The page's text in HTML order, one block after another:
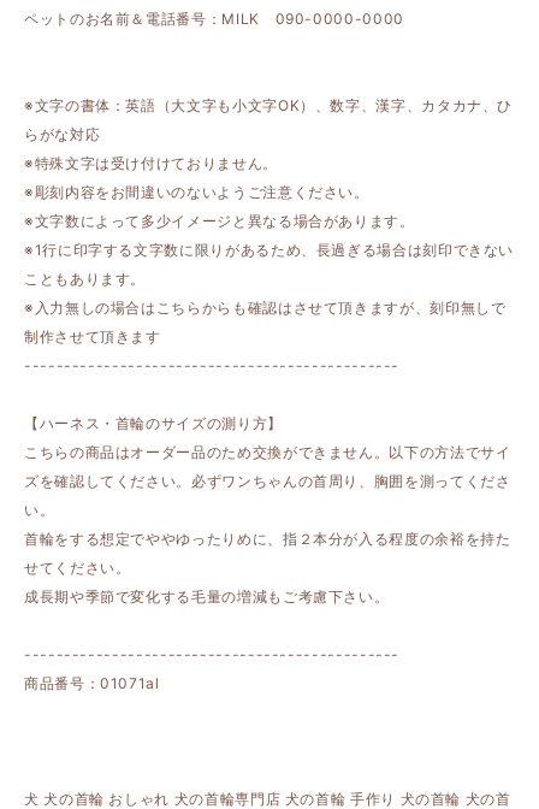
ペットのお名前＆電話番号：MILK 090-0000-0000
※文字の書体：英語（大文字も小文字OK）、数字、漢字、カタカナ、ひ
らがな対応
※特殊文字は受け付けておりません。
※彫刻内容をお間違いのないようご注意ください。
※文字数によって多少イメージと異なる場合があります。
※1行に印字する文字数に限りがあるため、長過ぎる場合は刻印できない
こともあります。
※入力無しの場合はこちらからも確認はさせて頂きますが、刻印無しで
制作させて頂きます
-----------------------------------------------
【ハーネス・首輪のサイズの測り方】
こちらの商品はオーダー品のため交換ができません。以下の方法でサイ
ズを確認してください。必ずワンちゃんの首周り、胸囲を測ってくださ
い。
首輪をする想定でややゆったりめに、指２本分が入る程度の余裕を持た
せてください。
成長期や季節で変化する毛量の増減もご考慮下さい。
-----------------------------------------------
商品番号：01071al
犬 犬の首輪 おしゃれ 犬の首輪専門店 犬の首輪 手作り 犬の首輪 犬の首